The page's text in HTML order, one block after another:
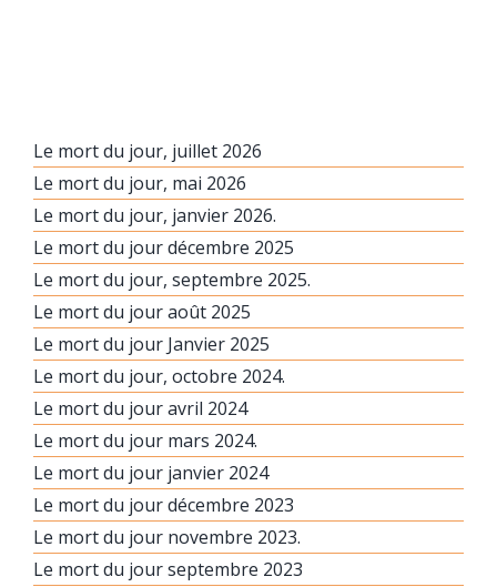
Le mort du jour, juillet 2026
Le mort du jour, mai 2026
Le mort du jour, janvier 2026.
Le mort du jour décembre 2025
Le mort du jour, septembre 2025.
Le mort du jour août 2025
Le mort du jour Janvier 2025
Le mort du jour, octobre 2024.
Le mort du jour avril 2024
Le mort du jour mars 2024.
Le mort du jour janvier 2024
Le mort du jour décembre 2023
Le mort du jour novembre 2023.
Le mort du jour septembre 2023